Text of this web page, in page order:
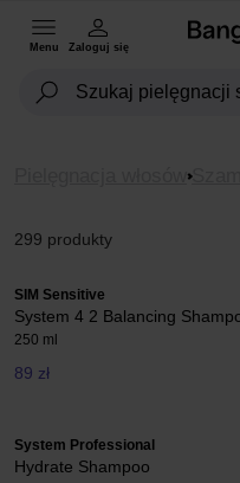
Menu Zaloguj się
299 produkty
SIM Sensitive
System 4 2 Balancing
250 ml
89 zł
System Professional
Hydrate Shampoo